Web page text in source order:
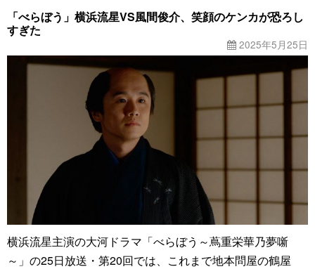
「べらぼう」横浜流星VS風間俊介、笑顔のケンカが恐ろし
すぎた
2025年5月25日
横浜流星主演の大河ドラマ「べらぼう～蔦重栄華乃夢噺
～」の25日放送・第20回では、これまで地本問屋の鶴屋